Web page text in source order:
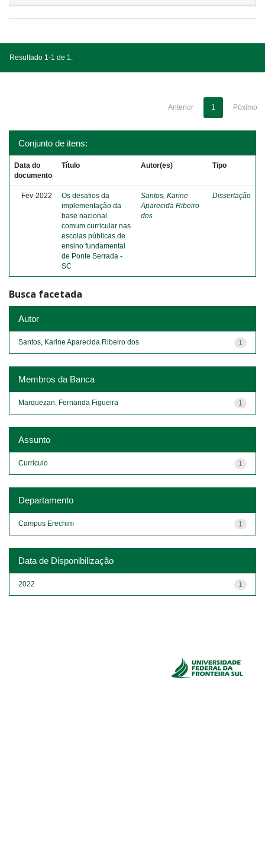
Resultado 1-1 de 1.
Anterior 1 Póximo
Conjunto de itens:
Data do
documento
Título Autor(es) Tipo
Fev-2022
Os desafios da
implementação da
base nacional
comum curricular nas
escolas públicas de
ensino fundamental
de Ponte Serrada -
SC
Santos, Karine
Aparecida Ribeiro
dos
Dissertação
Busca facetada
Autor
1
Santos, Karine Aparecida Ribeiro dos
Membros da Banca
1
Marquezan, Fernanda Figueira
Assunto
1
Currículo
Departamento
1
Campus Erechim
Data de Disponibilização
1
2022